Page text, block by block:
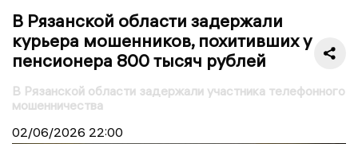
В Рязанской области задержали
курьера мошенников, похитивших у
пенсионера 800 тысяч рублей
В Рязанской области задержали участника телефонного
мошенничества
02/06/2026 22:00